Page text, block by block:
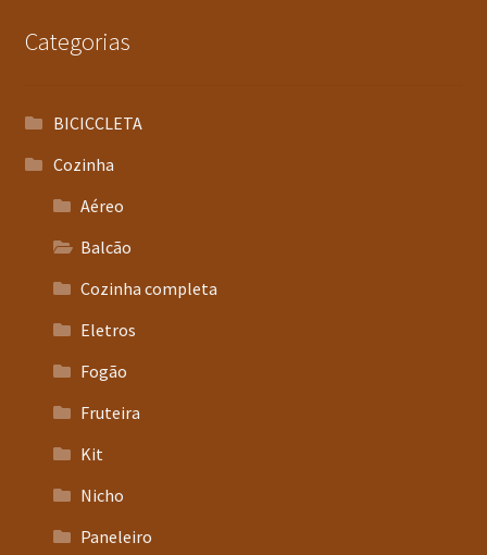
Categorias
BICICCLETA
Cozinha
Aéreo
Balcão
Cozinha completa
Eletros
Fogão
Fruteira
Kit
Nicho
Paneleiro